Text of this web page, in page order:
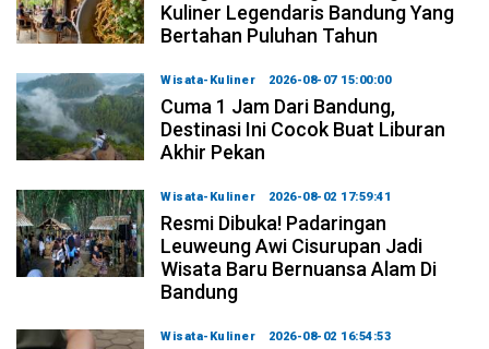
Kuliner Legendaris Bandung Yang
Bertahan Puluhan Tahun
Wisata-Kuliner 2026-08-07 15:00:00
Cuma 1 Jam Dari Bandung,
Destinasi Ini Cocok Buat Liburan
Akhir Pekan
Wisata-Kuliner 2026-08-02 17:59:41
Resmi Dibuka! Padaringan
Leuweung Awi Cisurupan Jadi
Wisata Baru Bernuansa Alam Di
Bandung
Wisata-Kuliner 2026-08-02 16:54:53